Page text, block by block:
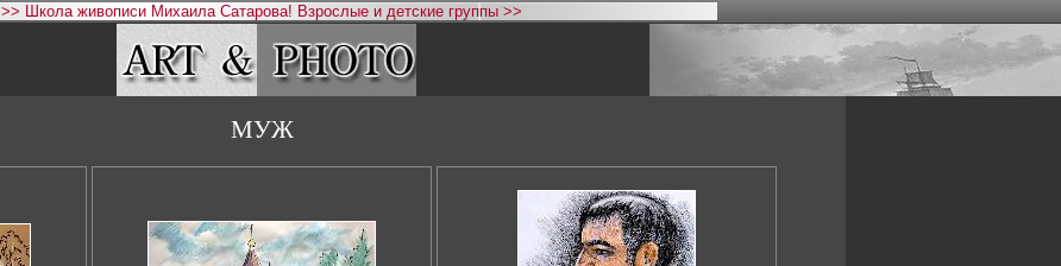
>> Школа живописи Михаила Сатарова! Взрослые и детские группы >>
МУЖ